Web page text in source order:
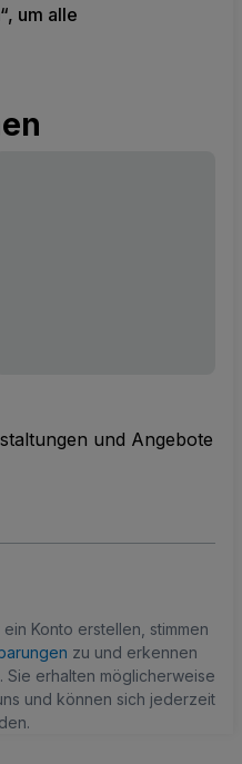
um alle
und Angebote
Konto erstellen, stimmen
zu und erkennen
Sie erhalten möglicherweise
und können sich jederzeit